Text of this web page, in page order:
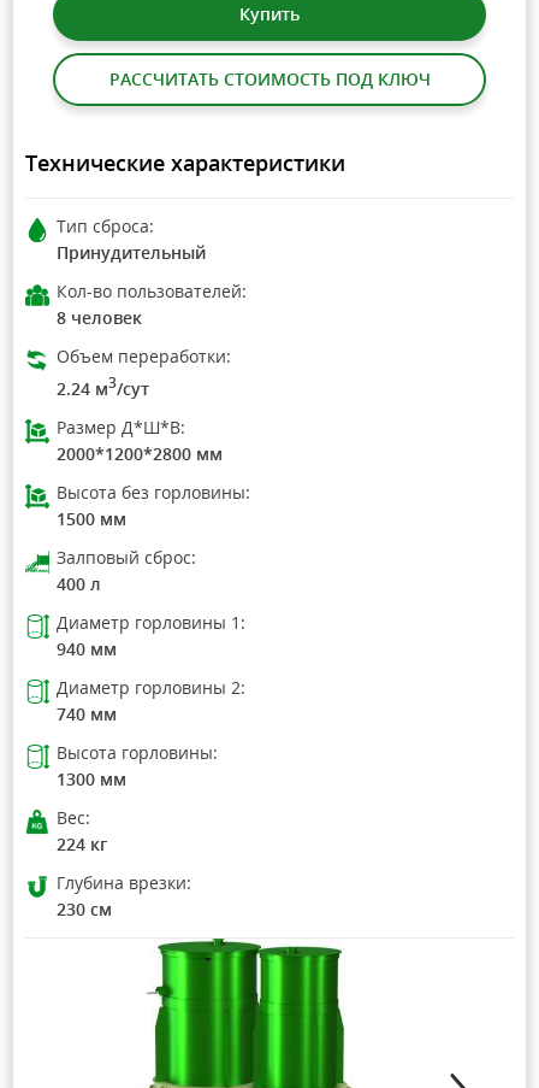
Купить
РАССЧИТАТЬ СТОИМОСТЬ ПОД КЛЮЧ
Технические характеристики
Тип сброса:
Принудительный
Кол-во пользователей:
8 человек
Объем переработки:
2.24 м3/сут
Размер Д*Ш*В:
2000*1200*2800 мм
Высота без горловины:
1500 мм
Залповый сброс:
400 л
Диаметр горловины 1:
940 мм
Диаметр горловины 2:
740 мм
Высота горловины:
1300 мм
Вес:
224 кг
Глубина врезки:
230 см